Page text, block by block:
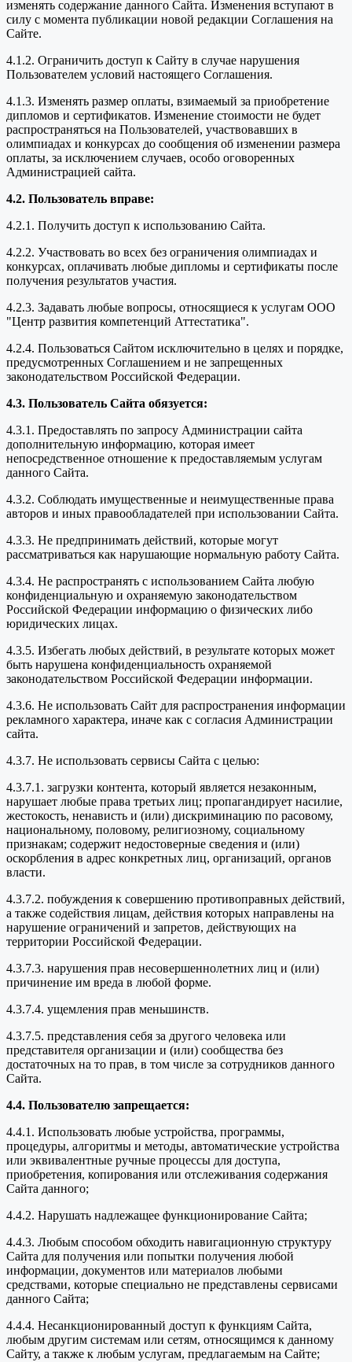
изменять содержание данного Сайта. Изменения вступают в
силу с момента публикации новой редакции Соглашения на
Сайте.
4.1.2. Ограничить доступ к Сайту в случае нарушения
Пользователем условий настоящего Соглашения.
4.1.3. Изменять размер оплаты, взимаемый за приобретение
дипломов и сертификатов. Изменение стоимости не будет
распространяться на Пользователей, участвовавших в
олимпиадах и конкурсах до сообщения об изменении размера
оплаты, за исключением случаев, особо оговоренных
Администрацией сайта.
4.2. Пользователь вправе:
4.2.1. Получить доступ к использованию Сайта.
4.2.2. Участвовать во всех без ограничения олимпиадах и
конкурсах, оплачивать любые дипломы и сертификаты после
получения результатов участия.
4.2.3. Задавать любые вопросы, относящиеся к услугам ООО
"Центр развития компетенций Аттестатика".
4.2.4. Пользоваться Сайтом исключительно в целях и порядке,
предусмотренных Соглашением и не запрещенных
законодательством Российской Федерации.
4.3. Пользователь Сайта обязуется:
4.3.1. Предоставлять по запросу Администрации сайта
дополнительную информацию, которая имеет
непосредственное отношение к предоставляемым услугам
данного Сайта.
4.3.2. Соблюдать имущественные и неимущественные права
авторов и иных правообладателей при использовании Сайта.
4.3.3. Не предпринимать действий, которые могут
рассматриваться как нарушающие нормальную работу Сайта.
4.3.4. Не распространять с использованием Сайта любую
конфиденциальную и охраняемую законодательством
Российской Федерации информацию о физических либо
юридических лицах.
4.3.5. Избегать любых действий, в результате которых может
быть нарушена конфиденциальность охраняемой
законодательством Российской Федерации информации.
4.3.6. Не использовать Сайт для распространения информации
рекламного характера, иначе как с согласия Администрации
сайта.
4.3.7. Не использовать сервисы Сайта с целью:
4.3.7.1. загрузки контента, который является незаконным,
нарушает любые права третьих лиц; пропагандирует насилие,
жестокость, ненависть и (или) дискриминацию по расовому,
национальному, половому, религиозному, социальному
признакам; содержит недостоверные сведения и (или)
оскорбления в адрес конкретных лиц, организаций, органов
власти.
4.3.7.2. побуждения к совершению противоправных действий,
а также содействия лицам, действия которых направлены на
нарушение ограничений и запретов, действующих на
территории Российской Федерации.
4.3.7.3. нарушения прав несовершеннолетних лиц и (или)
причинение им вреда в любой форме.
4.3.7.4. ущемления прав меньшинств.
4.3.7.5. представления себя за другого человека или
представителя организации и (или) сообщества без
достаточных на то прав, в том числе за сотрудников данного
Сайта.
4.4. Пользователю запрещается:
4.4.1. Использовать любые устройства, программы,
процедуры, алгоритмы и методы, автоматические устройства
или эквивалентные ручные процессы для доступа,
приобретения, копирования или отслеживания содержания
Сайта данного;
4.4.2. Нарушать надлежащее функционирование Сайта;
4.4.3. Любым способом обходить навигационную структуру
Сайта для получения или попытки получения любой
информации, документов или материалов любыми
средствами, которые специально не представлены сервисами
данного Сайта;
4.4.4. Несанкционированный доступ к функциям Сайта,
любым другим системам или сетям, относящимся к данному
Сайту, а также к любым услугам, предлагаемым на Сайте;